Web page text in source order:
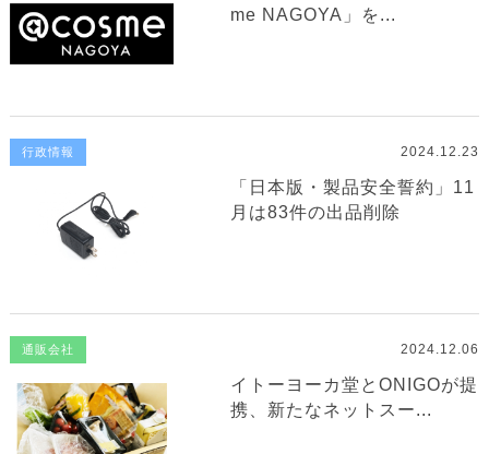
me NAGOYA」を...
行政情報 2024.12.23
「日本版・製品安全誓約」11
月は83件の出品削除
通販会社 2024.12.06
イトーヨーカ堂とONIGOが提
携、新たなネットスー...